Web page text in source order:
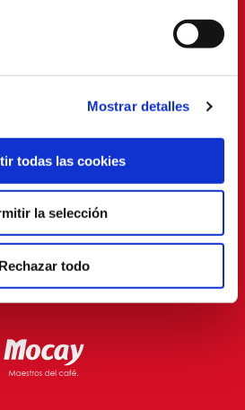
Mostrar detalles
todas las cookies
la selección
Rechazar todo